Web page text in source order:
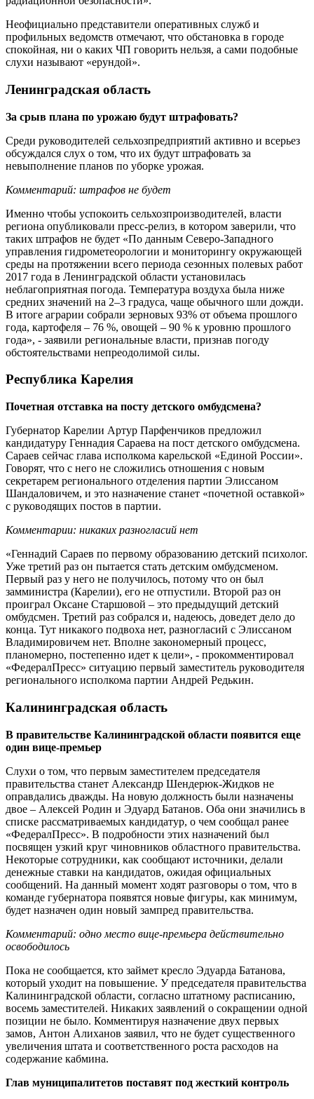
Неофициально представители оперативных служб и
профильных ведомств отмечают, что обстановка в городе
спокойная, ни о каких ЧП говорить нельзя, а сами подобные
слухи называют «ерундой».
Ленинградская область
За срыв плана по урожаю будут штрафовать?
Среди руководителей сельхозпредприятий активно и всерьез
обсуждался слух о том, что их будут штрафовать за
невыполнение планов по уборке урожая.
Комментарий: штрафов не будет
Именно чтобы успокоить сельхозпроизводителей, власти
региона опубликовали пресс-релиз, в котором заверили, что
таких штрафов не будет «По данным Северо-Западного
управления гидрометеорологии и мониторингу окружающей
среды на протяжении всего периода сезонных полевых работ
2017 года в Ленинградской области установилась
неблагоприятная погода. Температура воздуха была ниже
средних значений на 2–3 градуса, чаще обычного шли дожди.
В итоге аграрии собрали зерновых 93% от объема прошлого
года, картофеля – 76 %, овощей – 90 % к уровню прошлого
года», - заявили региональные власти, признав погоду
обстоятельствами непреодолимой силы.
Республика Карелия
Почетная отставка на посту детского омбудсмена?
Губернатор Карелии Артур Парфенчиков предложил
кандидатуру Геннадия Сараева на пост детского омбудсмена.
Сараев сейчас глава исполкома карельской «Единой России».
Говорят, что с него не сложились отношения с новым
секретарем регионального отделения партии Элиссаном
Шандаловичем, и это назначение станет «почетной оставкой»
с руководящих постов в партии.
Комментарии: никаких разногласий нет
«Геннадий Сараев по первому образованию детский психолог.
Уже третий раз он пытается стать детским омбудсменом.
Первый раз у него не получилось, потому что он был
замминистра (Карелии), его не отпустили. Второй раз он
проиграл Оксане Старшовой – это предыдущий детский
омбудсмен. Третий раз собрался и, надеюсь, доведет дело до
конца. Тут никакого подвоха нет, разногласий с Элиссаном
Владимировичем нет. Вполне закономерный процесс,
планомерно, постепенно идет к цели», - прокомментировал
«ФедералПресс» ситуацию первый заместитель руководителя
регионального исполкома партии Андрей Редькин.
Калининградская область
В правительстве Калининградской области появится еще
один вице-премьер
Слухи о том, что первым заместителем председателя
правительства станет Александр Шендерюк-Жидков не
оправдались дважды. На новую должность были назначены
двое – Алексей Родин и Эдуард Батанов. Оба они значились в
списке рассматриваемых кандидатур, о чем сообщал ранее
«ФедералПресс». В подробности этих назначений был
посвящен узкий круг чиновников областного правительства.
Некоторые сотрудники, как сообщают источники, делали
денежные ставки на кандидатов, ожидая официальных
сообщений. На данный момент ходят разговоры о том, что в
команде губернатора появятся новые фигуры, как минимум,
будет назначен один новый зампред правительства.
Комментарий: одно место вице-премьера действительно
освободилось
Пока не сообщается, кто займет кресло Эдуарда Батанова,
который уходит на повышение. У председателя правительства
Калининградской области, согласно штатному расписанию,
восемь заместителей. Никаких заявлений о сокращении одной
позиции не было. Комментируя назначение двух первых
замов, Антон Алиханов заявил, что не будет существенного
увеличения штата и соответственного роста расходов на
содержание кабмина.
Глав муниципалитетов поставят под жесткий контроль